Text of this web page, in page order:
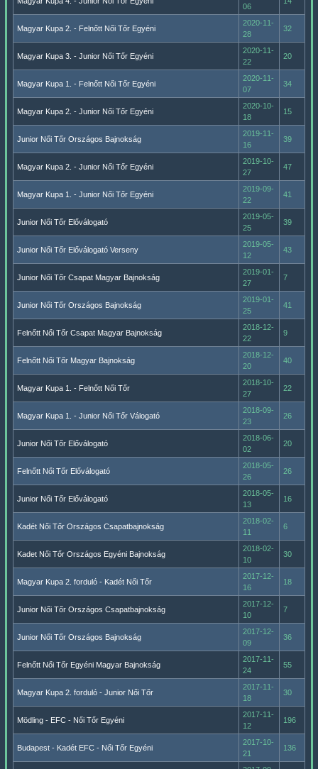
06
Magyar Kupa 2. - Felnőtt Női Tőr Egyéni
2020-11-
28
32
Magyar Kupa 3. - Junior Női Tőr Egyéni
2020-11-
22
20
Magyar Kupa 1. - Felnőtt Női Tőr Egyéni
2020-11-
07
34
Magyar Kupa 2. - Junior Női Tőr Egyéni
2020-10-
18
15
Junior Női Tőr Országos Bajnokság
2019-11-
16
39
Magyar Kupa 2. - Junior Női Tőr Egyéni
2019-10-
27
47
Magyar Kupa 1. - Junior Női Tőr Egyéni
2019-09-
22
41
Junior Női Tőr Előválogató
2019-05-
25
39
Junior Női Tőr Előválogató Verseny
2019-05-
12
43
Junior Női Tőr Csapat Magyar Bajnokság
2019-01-
27
7
Junior Női Tőr Országos Bajnokság
2019-01-
25
41
Felnőtt Női Tőr Csapat Magyar Bajnokság
2018-12-
22
9
Felnőtt Női Tőr Magyar Bajnokság
2018-12-
20
40
Magyar Kupa 1. - Felnőtt Női Tőr
2018-10-
27
22
Magyar Kupa 1. - Junior Női Tőr Válogató
2018-09-
23
26
Junior Női Tőr Előválogató
2018-06-
02
20
Felnőtt Női Tőr Előválogató
2018-05-
26
26
Junior Női Tőr Előválogató
2018-05-
13
16
Kadét Női Tőr Országos Csapatbajnokság
2018-02-
11
6
Kadet Női Tőr Országos Egyéni Bajnokság
2018-02-
10
30
Magyar Kupa 2. forduló - Kadét Női Tőr
2017-12-
16
18
Junior Női Tőr Országos Csapatbajnokság
2017-12-
10
7
Junior Női Tőr Országos Bajnokság
2017-12-
09
36
Felnőtt Női Tőr Egyéni Magyar Bajnokság
2017-11-
24
55
Magyar Kupa 2. forduló - Junior Női Tőr
2017-11-
18
30
Mödling - EFC - Női Tőr Egyéni
2017-11-
12
196
Budapest - Kadét EFC - Női Tőr Egyéni
2017-10-
21
136